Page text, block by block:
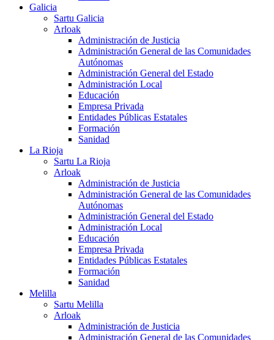
Galicia
Sartu Galicia
Arloak
Administración de Justicia
Administración General de las Comunidades
Autónomas
Administración General del Estado
Administración Local
Educación
Empresa Privada
Entidades Públicas Estatales
Formación
Sanidad
La Rioja
Sartu La Rioja
Arloak
Administración de Justicia
Administración General de las Comunidades
Autónomas
Administración General del Estado
Administración Local
Educación
Empresa Privada
Entidades Públicas Estatales
Formación
Sanidad
Melilla
Sartu Melilla
Arloak
Administración de Justicia
Administración General de las Comunidades